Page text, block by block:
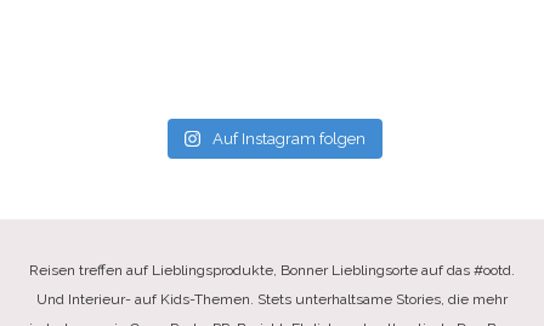
Auf Instagram folgen
Reisen treffen auf Lieblingsprodukte, Bonner Lieblingsorte auf das #ootd.
Und Interieur- auf Kids-Themen. Stets unterhaltsame Stories, die mehr